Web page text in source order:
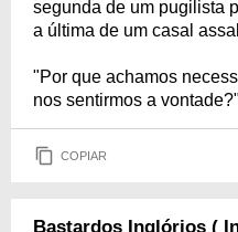
segunda de um pugilista
a última de um casal
"Por que achamos
nos sentirmos a vontade?"
COPIAR
Bastardos Inglórios (